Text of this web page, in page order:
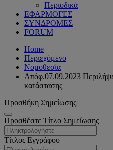
Περιοδικά
ΕΦΑΡΜΟΓΕΣ
ΣΥΝΔΡΟΜΕΣ
FORUM
Home
Περιεχόμενο
Νομοθεσία
Απόφ.07.09.2023
κατάστασης
Προσθήκη Σημείωσης
Προσθέστε Τίτλο Σημείωσης
Τίτλος Εγγράφου